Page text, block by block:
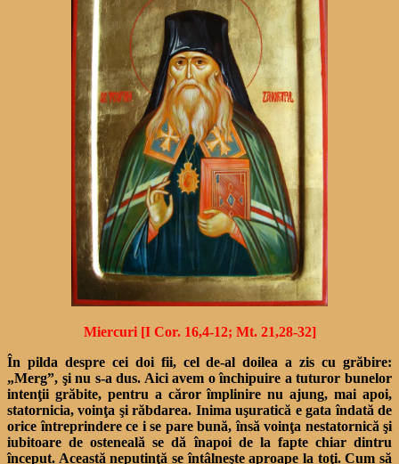
Miercuri [I Cor. 16,4-12; Mt. 21,28-32]
În pilda despre cei doi fii, cel de-al doilea a zis cu grăbire:
„Merg”, şi nu s-a dus. Aici avem o închipuire a tuturor bunelor
intenţii grăbite, pentru a căror împlinire nu ajung, mai apoi,
statornicia, voinţa şi răbdarea. Inima uşuratică e gata îndată de
orice întreprindere ce i se pare bună, însă voinţa nestatornică şi
iubitoare de osteneală se dă înapoi de la fapte chiar dintru
început. Această neputinţă se întâlneşte aproape la toţi. Cum să